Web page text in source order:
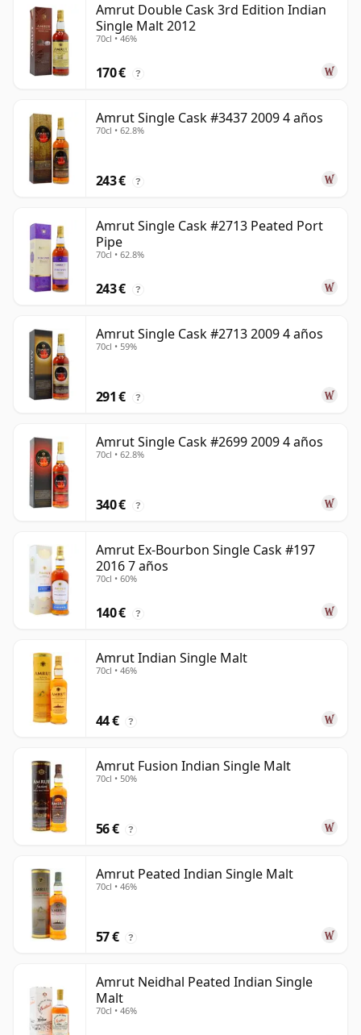
Amrut Double Cask 3rd Edition Indian
Single Malt 2012
70cl • 46%
170 € ?
Amrut Single Cask #3437 2009 4 años
70cl • 62.8%
243 € ?
Amrut Single Cask #2713 Peated Port
Pipe
70cl • 62.8%
243 € ?
Amrut Single Cask #2713 2009 4 años
70cl • 59%
291 € ?
Amrut Single Cask #2699 2009 4 años
70cl • 62.8%
340 € ?
Amrut Ex-Bourbon Single Cask #197
2016 7 años
70cl • 60%
140 € ?
Amrut Indian Single Malt
70cl • 46%
44 € ?
Amrut Fusion Indian Single Malt
70cl • 50%
56 € ?
Amrut Peated Indian Single Malt
70cl • 46%
57 € ?
Amrut Neidhal Peated Indian Single
Malt
70cl • 46%